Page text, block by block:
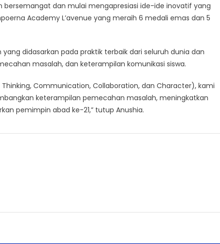
bersemangat dan mulai mengapresiasi ide-ide inovatif yang
Academy L’avenue yang meraih 6 medali emas dan 5
didasarkan pada praktik terbaik dari seluruh dunia dan
masalah, dan keterampilan komunikasi siswa.
Communication, Collaboration, dan Character), kami
keterampilan pemecahan masalah, meningkatkan
pemimpin abad ke-21,” tutup Anushia.